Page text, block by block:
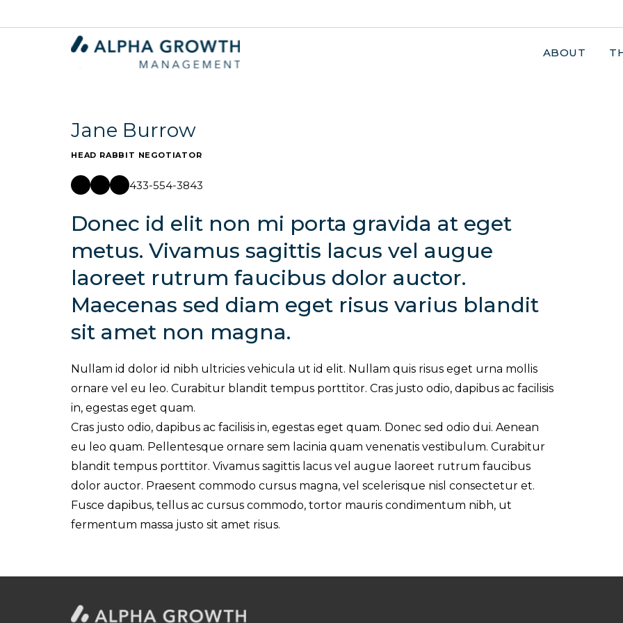
ABOUT
Jane Burrow
HEAD RABBIT NEGOTIATOR
433-554-3843
Donec id elit non mi porta gravida at eget
metus. Vivamus sagittis lacus vel augue
laoreet rutrum faucibus dolor auctor.
Maecenas sed diam eget risus varius blandit
sit amet non magna.
Nullam id dolor id nibh ultricies vehicula ut id elit. Nullam quis risus eget urna mollis
ornare vel eu leo. Curabitur blandit tempus porttitor. Cras justo odio, dapibus ac facilisis
in, egestas eget quam.
Cras justo odio, dapibus ac facilisis in, egestas eget quam. Donec sed odio dui. Aenean
eu leo quam. Pellentesque ornare sem lacinia quam venenatis vestibulum. Curabitur
blandit tempus porttitor. Vivamus sagittis lacus vel augue laoreet rutrum faucibus
dolor auctor. Praesent commodo cursus magna, vel scelerisque nisl consectetur et.
Fusce dapibus, tellus ac cursus commodo, tortor mauris condimentum nibh, ut
fermentum massa justo sit amet risus.